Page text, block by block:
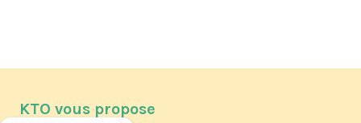
KTO vous propose